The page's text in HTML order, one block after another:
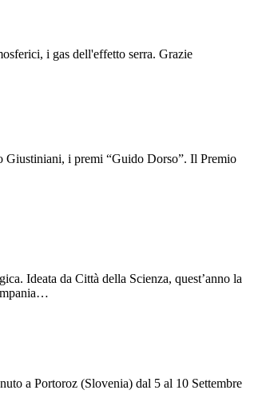
i gas dell'effetto serra. Grazie
Giustiniani, i premi “Guido Dorso”. Il Premio
Ideata da Città della Scienza, quest’anno la
a Portoroz (Slovenia) dal 5 al 10 Settembre